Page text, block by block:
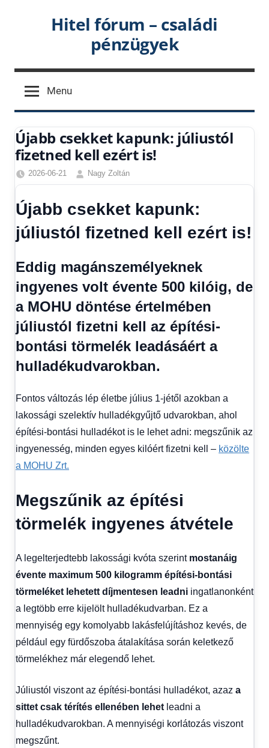
Hitel fórum – családi
pénzügyek
Menu
Újabb csekket kapunk: júliustól
fizetned kell ezért is!
2026-06-21
Nagy Zoltán
Egyéb,
hírek
Hírek,
Hírek
kézből,
fórum,
Színes
Újabb csekket kapunk:
júliustól fizetned kell ezért is!
Eddig magánszemélyeknek
ingyenes volt évente 500 kilóig, de
a MOHU döntése értelmében
júliustól fizetni kell az építési-
bontási törmelék leadásáért a
hulladékudvarokban.
Fontos változás lép életbe július 1-jétől azokban a
lakossági szelektív hulladékgyűjtő udvarokban, ahol
építési-bontási hulladékot is le lehet adni: megszűnik az
ingyenesség, minden egyes kilóért fizetni kell – közölte
a MOHU Zrt.
Megszűnik az építési
törmelék ingyenes átvétele
A legelterjedtebb lakossági kvóta szerint mostanáig
évente maximum 500 kilogramm építési-bontási
törmeléket lehetett díjmentesen leadni ingatlanonként
a legtöbb erre kijelölt hulladékudvarban. Ez a
mennyiség egy komolyabb lakásfelújításhoz kevés, de
például egy fürdőszoba átalakítása során keletkező
törmelékhez már elegendő lehet.
Júliustól viszont az építési-bontási hulladékot, azaz a
sittet csak térítés ellenében lehet leadni a
hulladékudvarokban. A mennyiségi korlátozás viszont
megszűnt.